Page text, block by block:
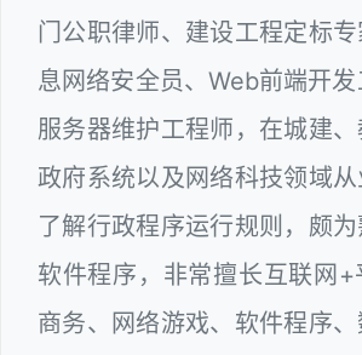
门公职律师、建设工程定标
息网络安全员、Web前端开
服务器维护工程师，在城建
政府系统以及网络科技领域
了解行政程序运行规则，颇
软件程序，非常擅长互联网+
商务、网络游戏、软件程序